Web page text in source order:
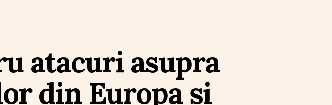
atacuri asupra
din Europa și